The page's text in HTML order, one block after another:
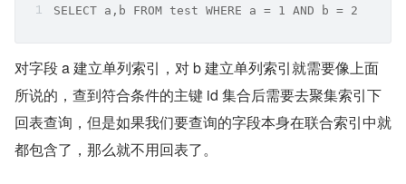
SELECT a,b FROM test WHERE a = 1 AND b = 2
对字段 a 建立单列索引，对 b 建立单列索引就需要像上面
所说的，查到符合条件的主键 id 集合后需要去聚集索引下
回表查询，但是如果我们要查询的字段本身在联合索引中就
都包含了，那么就不用回表了。